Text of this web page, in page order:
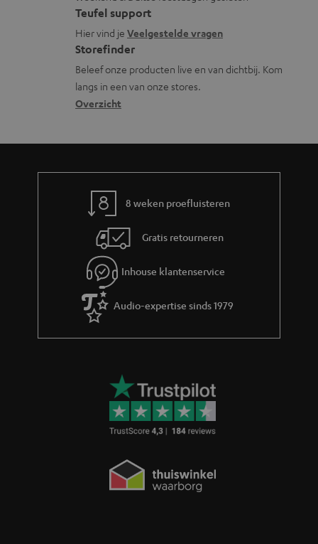
t
i
e
f
o
r
m
a
l
o
s
s
a
r
t
a
c
t
i
n
r
Teufel support
Hier vind je Veelgestelde vragen
Storefinder
Beleef onze producten live en van dichtbij. Kom
langs in een van onze stores.
Overzicht
8 weken proefluisteren
Gratis retourneren
Inhouse klantenservice
Audio-expertise sinds 1979